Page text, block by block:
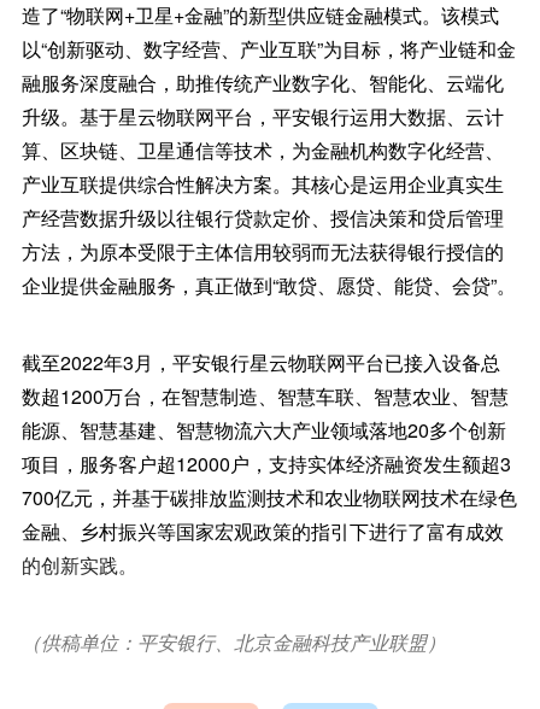
造了“物联网+卫星+金融”的新型供应链金融模式。该模式
以“创新驱动、数字经营、产业互联”为目标，将产业链和金
融服务深度融合，助推传统产业数字化、智能化、云端化
升级。基于星云物联网平台，平安银行运用大数据、云计
算、区块链、卫星通信等技术，为金融机构数字化经营、
产业互联提供综合性解决方案。其核心是运用企业真实生
产经营数据升级以往银行贷款定价、授信决策和贷后管理
方法，为原本受限于主体信用较弱而无法获得银行授信的
企业提供金融服务，真正做到“敢贷、愿贷、能贷、会贷”。
截至2022年3月，平安银行星云物联网平台已接入设备总
数超1200万台，在智慧制造、智慧车联、智慧农业、智慧
能源、智慧基建、智慧物流六大产业领域落地20多个创新
项目，服务客户超12000户，支持实体经济融资发生额超3
700亿元，并基于碳排放监测技术和农业物联网技术在绿色
金融、乡村振兴等国家宏观政策的指引下进行了富有成效
的创新实践。
（供稿单位：平安银行、北京金融科技产业联盟）